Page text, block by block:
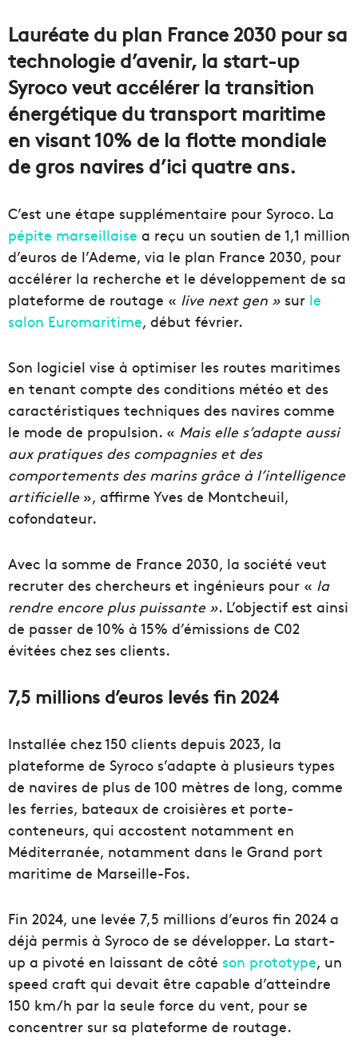
Lauréate du plan France 2030 pour sa
technologie d’avenir, la start-up
Syroco veut accélérer la transition
énergétique du transport maritime
en visant 10% de la flotte mondiale
de gros navires d’ici quatre ans.
C’est une étape supplémentaire pour Syroco. La
pépite marseillaise a reçu un soutien de 1,1 million
d’euros de l’Ademe, via le plan France 2030, pour
accélérer la recherche et le développement de sa
plateforme de routage « live next gen » sur le
salon Euromaritime, début février.
Son logiciel vise à optimiser les routes maritimes
en tenant compte des conditions météo et des
caractéristiques techniques des navires comme
le mode de propulsion. « Mais elle s’adapte aussi
aux pratiques des compagnies et des
comportements des marins grâce à l’intelligence
artificielle», affirme Yves de Montcheuil,
cofondateur.
Avec la somme de France 2030, la société veut
recruter des chercheurs et ingénieurs pour « la
rendre encore plus puissante ». L’objectif est ainsi
de passer de 10% à 15% d’émissions de C02
évitées chez ses clients.
7,5 millions d’euros levés fin 2024
Installée chez 150 clients depuis 2023, la
plateforme de Syroco s’adapte à plusieurs types
de navires de plus de 100 mètres de long, comme
les ferries, bateaux de croisières et porte-
conteneurs, qui accostent notamment en
Méditerranée, notamment dans le Grand port
maritime de Marseille-Fos.
Fin 2024, une levée 7,5 millions d’euros fin 2024 a
déjà permis à Syroco de se développer. La start-
up a pivoté en laissant de côté son prototype, un
speed craft qui devait être capable d’atteindre
150 km/h par la seule force du vent, pour se
concentrer sur sa plateforme de routage.